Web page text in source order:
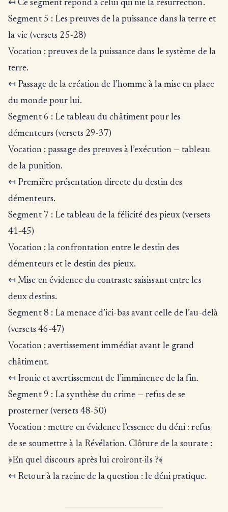
↤ Ce segment répond à celui qui nie la résurrection.
Segment 5 : Les preuves de la puissance dans la terre et
la vie (versets 25-28)
Vocation : preuves de la puissance dans le système de la
terre.
↤ Passage de la création de l’homme à la mise en place
du monde pour lui.
Segment 6 : Le tableau du châtiment pour les
démenteurs (versets 29-37)
Vocation : passage des preuves à l’exécution — tableau
de la punition.
↤ Première présentation directe du destin des
démenteurs.
Segment 7 : Le tableau de la félicité des pieux (versets
41-45)
Vocation : la confrontation entre le destin des
démenteurs et le destin des pieux.
↤ Mise en évidence du contraste saisissant entre les
deux destins.
Segment 8 : La menace d’ici-bas avant celle de l’au-delà
(versets 46-47)
Vocation : avertissement immédiat avant le grand
châtiment.
↤ Ironie et avertissement de l’imminence de la fin.
Segment 9 : La synthèse du crime — refus de se
prosterner (versets 48-50)
Vocation : mettre en évidence l’essence du déni : refus
de se soumettre à la Révélation. Clôture de la sourate :
﴿En quel discours après lui croiront-ils ?﴾
↤ Retour à la racine de la question : le déni pratique.